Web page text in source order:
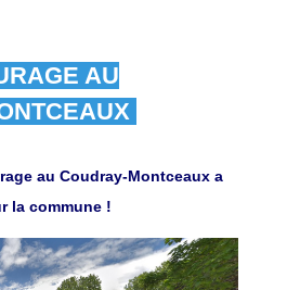
AU
au Coudray-Montceaux a
la commune !